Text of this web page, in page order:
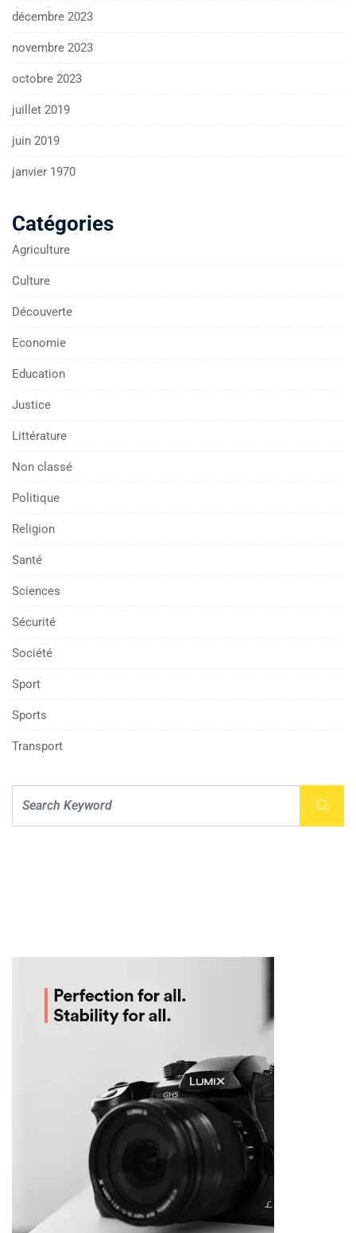
décembre 2023
novembre 2023
octobre 2023
juillet 2019
juin 2019
janvier 1970
Catégories
Agriculture
Culture
Découverte
Economie
Education
Justice
Littérature
Non classé
Politique
Religion
Santé
Sciences
Sécurité
Société
Sport
Sports
Transport